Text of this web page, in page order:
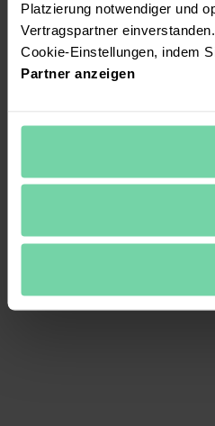
Platzierung notwendiger und
Vertragspartner
Cookie-Einstellungen, indem
Partner anzeigen